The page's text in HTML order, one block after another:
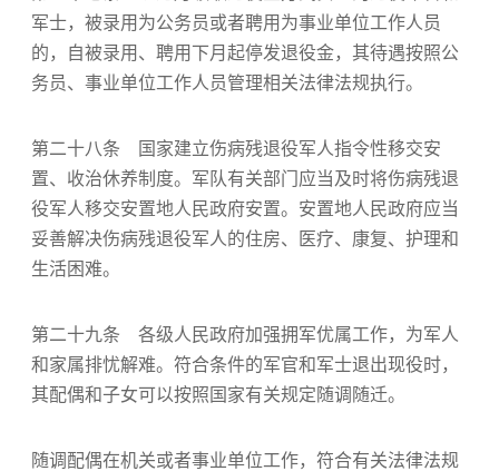
军士，被录用为公务员或者聘用为事业单位工作人员
的，自被录用、聘用下月起停发退役金，其待遇按照公
务员、事业单位工作人员管理相关法律法规执行。
第二十八条 国家建立伤病残退役军人指令性移交安
置、收治休养制度。军队有关部门应当及时将伤病残退
役军人移交安置地人民政府安置。安置地人民政府应当
妥善解决伤病残退役军人的住房、医疗、康复、护理和
生活困难。
第二十九条 各级人民政府加强拥军优属工作，为军人
和家属排忧解难。符合条件的军官和军士退出现役时，
其配偶和子女可以按照国家有关规定随调随迁。
随调配偶在机关或者事业单位工作，符合有关法律法规